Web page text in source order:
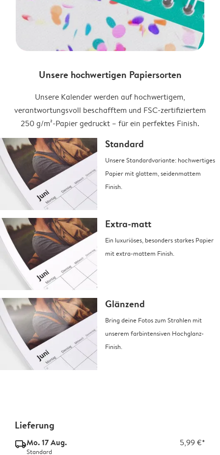
Unsere hochwertigen Papiersorten
Unsere Kalender werden auf hochwertigem,
verantwortungsvoll beschafftem und FSC-zertifiziertem
250 g/m²-Papier gedruckt – für ein perfektes Finish.
Standard
Unsere Standardvariante: hochwertiges
Papier mit glattem, seidenmattem
Finish.
Extra-matt
Ein luxuriöses, besonders starkes Papier
mit extra-mattem Finish.
Glänzend
Bring deine Fotos zum Strahlen mit
unserem farbintensiven Hochglanz-
Finish.
Lieferung
delivery_standard_v2Mo. 17 Aug. 5,99 €*
Standard